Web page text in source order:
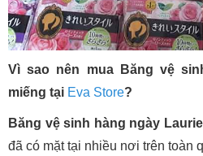
Vì sao nên mua Băng vệ
miếng tại Eva Store?
Băng vệ sinh hàng ngày
đã có mặt tại nhiều nơi trên toàn